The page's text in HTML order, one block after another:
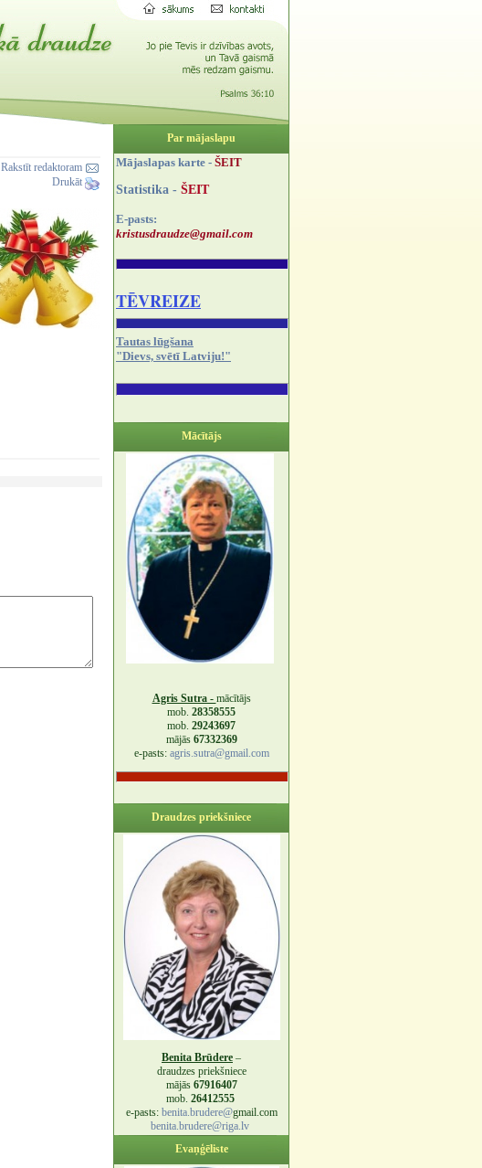
Rakstīt redaktoram
Drukāt
Par mājaslapu
Mājaslapas karte - ŠEIT
Statistika - ŠEIT
E-pasts:
kristusdraudze@gmail.com
TĒVREIZE
Tautas lūgšana
"Dievs, svētī Latviju!"
Mācītājs
Agris Sutra - mācītājs
mob. 28358555
mob. 29243697
mājās 67332369
e-pasts: agris.sutra@gmail.com
Draudzes priekšniece
Benita Brūdere –
draudzes priekšniece
mājās 67916407
mob. 26412555
e-pasts: benita.brudere@gmail.com
benita.brudere@riga.lv
Evaņģēliste